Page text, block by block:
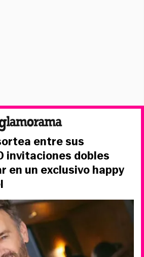
entre sus
invitaciones dobles
en un exclusivo happy